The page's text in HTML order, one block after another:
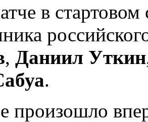
в
, Даниил Уткин
.
произошло